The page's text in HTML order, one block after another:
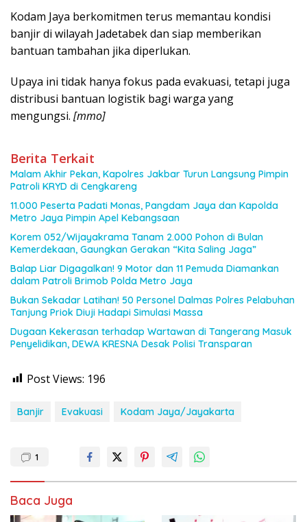
Kodam Jaya berkomitmen terus memantau kondisi
banjir di wilayah Jadetabek dan siap memberikan
bantuan tambahan jika diperlukan.
Upaya ini tidak hanya fokus pada evakuasi, tetapi juga
distribusi bantuan logistik bagi warga yang
mengungsi. [mmo]
Berita Terkait
Malam Akhir Pekan, Kapolres Jakbar Turun Langsung Pimpin
Patroli KRYD di Cengkareng
11.000 Peserta Padati Monas, Pangdam Jaya dan Kapolda
Metro Jaya Pimpin Apel Kebangsaan
Korem 052/Wijayakrama Tanam 2.000 Pohon di Bulan
Kemerdekaan, Gaungkan Gerakan “Kita Saling Jaga”
Balap Liar Digagalkan! 9 Motor dan 11 Pemuda Diamankan
dalam Patroli Brimob Polda Metro Jaya
Bukan Sekadar Latihan! 50 Personel Dalmas Polres Pelabuhan
Tanjung Priok Diuji Hadapi Simulasi Massa
Dugaan Kekerasan terhadap Wartawan di Tangerang Masuk
Penyelidikan, DEWA KRESNA Desak Polisi Transparan
Post Views: 196
Banjir Evakuasi Kodam Jaya/Jayakarta
1
Baca Juga